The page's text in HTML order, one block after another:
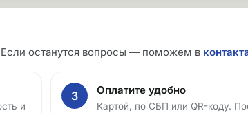
Если останутся вопросы — поможем в
и
3 Оплатите удобно
Картой, по СБП или QR-коду.